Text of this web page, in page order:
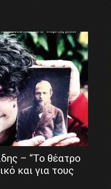
– “Το θέατρο
και για τους